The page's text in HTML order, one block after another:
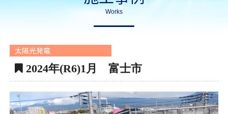
Works
太陽光発電
2024年(R6)1月 富士市